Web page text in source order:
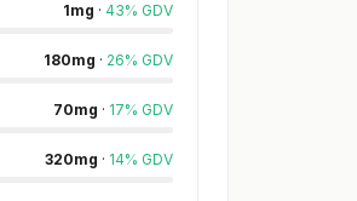
1mg · 43% GDV
180mg · 26% GDV
70mg · 17% GDV
320mg · 14% GDV